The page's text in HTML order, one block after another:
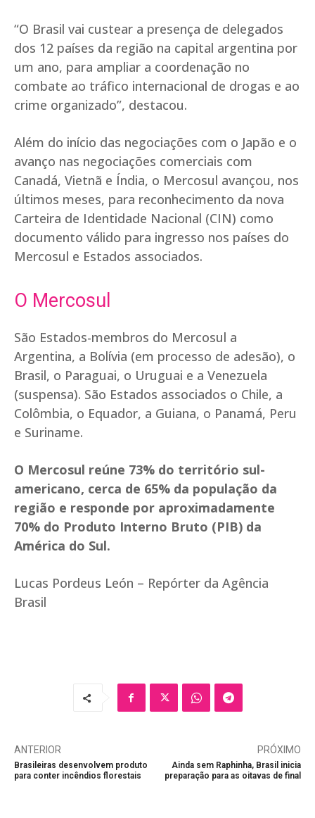
“O Brasil vai custear a presença de delegados
dos 12 países da região na capital argentina por
um ano, para ampliar a coordenação no
combate ao tráfico internacional de drogas e ao
crime organizado”, destacou.
Além do início das negociações com o Japão e o
avanço nas negociações comerciais com
Canadá, Vietnã e Índia, o Mercosul avançou, nos
últimos meses, para reconhecimento da nova
Carteira de Identidade Nacional (CIN) como
documento válido para ingresso nos países do
Mercosul e Estados associados.
O Mercosul
São Estados-membros do Mercosul a
Argentina, a Bolívia (em processo de adesão), o
Brasil, o Paraguai, o Uruguai e a Venezuela
(suspensa). São Estados associados o Chile, a
Colômbia, o Equador, a Guiana, o Panamá, Peru
e Suriname.
O Mercosul reúne 73% do território sul-
americano, cerca de 65% da população da
região e responde por aproximadamente
70% do Produto Interno Bruto (PIB) da
América do Sul.
Lucas Pordeus León – Repórter da Agência
Brasil
ANTERIOR
Brasileiras desenvolvem produto
para conter incêndios florestais
PRÓXIMO
Ainda sem Raphinha, Brasil inicia
preparação para as oitavas de final